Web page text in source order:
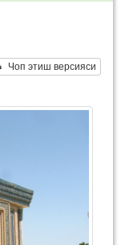
Чоп этиш версияси